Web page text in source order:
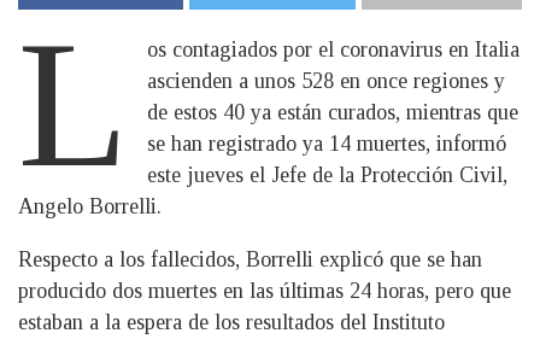
L
os contagiados por el coronavirus en Italia
ascienden a unos 528 en once regiones y
de estos 40 ya están curados, mientras que
se han registrado ya 14 muertes, informó
este jueves el Jefe de la Protección Civil,
Angelo Borrelli.
Respecto a los fallecidos, Borrelli explicó que se han
producido dos muertes en las últimas 24 horas, pero que
estaban a la espera de los resultados del Instituto